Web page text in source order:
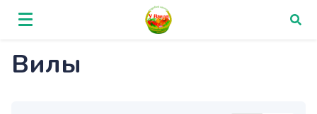
Вилы